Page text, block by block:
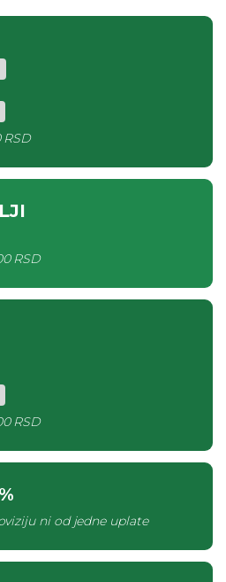
RSD
RSD
ni od jedne uplate